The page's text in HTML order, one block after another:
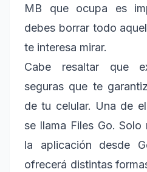
MB que ocupa es
debes borrar todo
te interesa mirar.
Cabe resaltar que
seguras que te
de tu celular. Una de
se llama Files Go. Solo
la aplicación desde
ofrecerá distintas